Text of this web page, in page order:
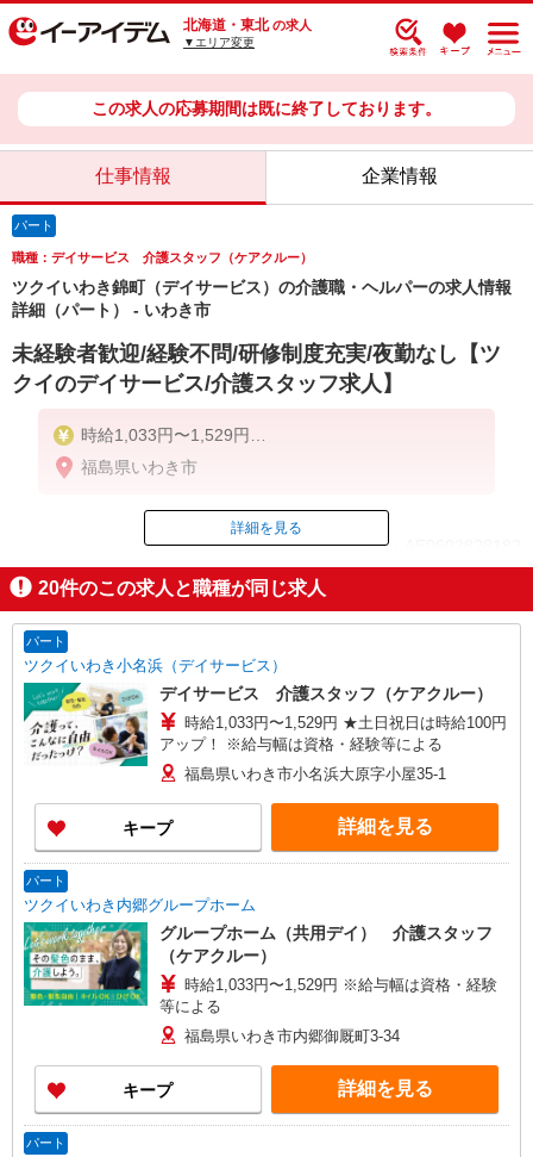
北海道・東北 の求人
▼エリア変更
この求人の応募期間は既に終了しております。
仕事情報 企業情報
パート
職種：デイサービス 介護スタッフ（ケアクルー）
ツクイいわき錦町（デイサービス）の介護職・ヘルパーの求人情報
詳細（パート） - いわき市
未経験者歓迎/経験不問/研修制度充実/夜勤なし【ツ
クイのデイサービス/介護スタッフ求人】
時給1,033円〜1,529円
★土日祝日は時給100円アップ！
福島県いわき市
ID：AE0602828182
掲載期間終了
詳細を見る
20件のこの求人と職種が同じ求人
パート
ツクイいわき小名浜（デイサービス）
デイサービス 介護スタッフ（ケアクルー）
時給1,033円〜1,529円 ★土日祝日は時給100円
アップ！ ※給与幅は資格・経験等による
福島県いわき市小名浜大原字小屋35-1
キープ 詳細を見る
パート
ツクイいわき内郷グループホーム
グループホーム（共用デイ） 介護スタッフ
（ケアクルー）
時給1,033円〜1,529円 ※給与幅は資格・経験
等による
福島県いわき市内郷御厩町3-34
キープ 詳細を見る
パート